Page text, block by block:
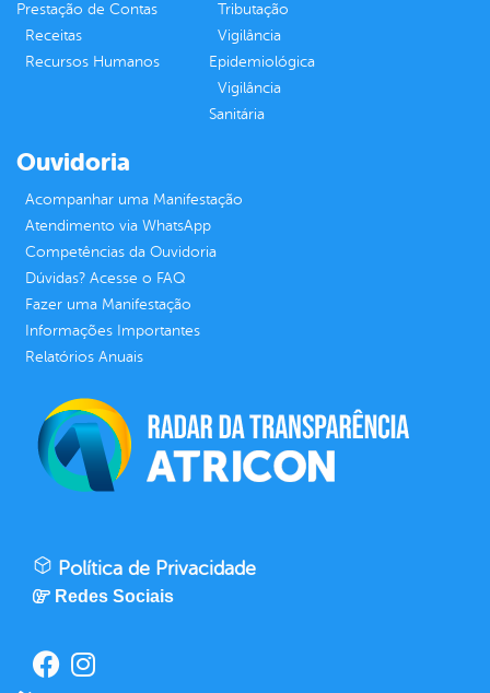
Prestação de Contas
Receitas
Recursos Humanos
Tributação
Vigilância
Epidemiológica
Vigilância
Sanitária
Ouvidoria
Acompanhar uma Manifestação
Atendimento via WhatsApp
Competências da Ouvidoria
Dúvidas? Acesse o FAQ
Fazer uma Manifestação
Informações Importantes
Relatórios Anuais
Política de Privacidade
Redes Sociais